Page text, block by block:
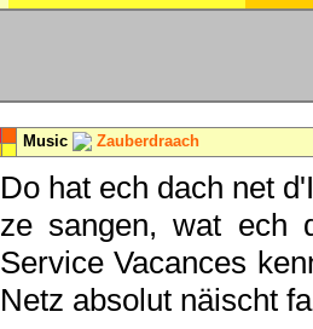
Music Zauberdraach
Do hat ech dach net
ze sangen, wat ech
Service Vacances
Netz absolut näischt